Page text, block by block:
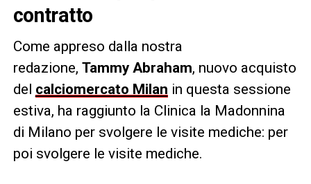
contratto
Come appreso dalla nostra
redazione, Tammy Abraham, nuovo acquisto
del calciomercato Milan in questa sessione
estiva, ha raggiunto la Clinica la Madonnina
di Milano per svolgere le visite mediche: per
poi svolgere le visite mediche.